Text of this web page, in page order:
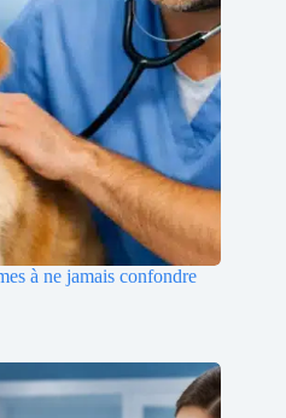
à ne jamais confondre